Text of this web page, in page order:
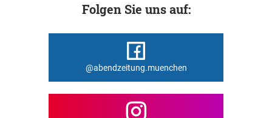
Folgen Sie uns auf:
@abendzeitung.muenchen